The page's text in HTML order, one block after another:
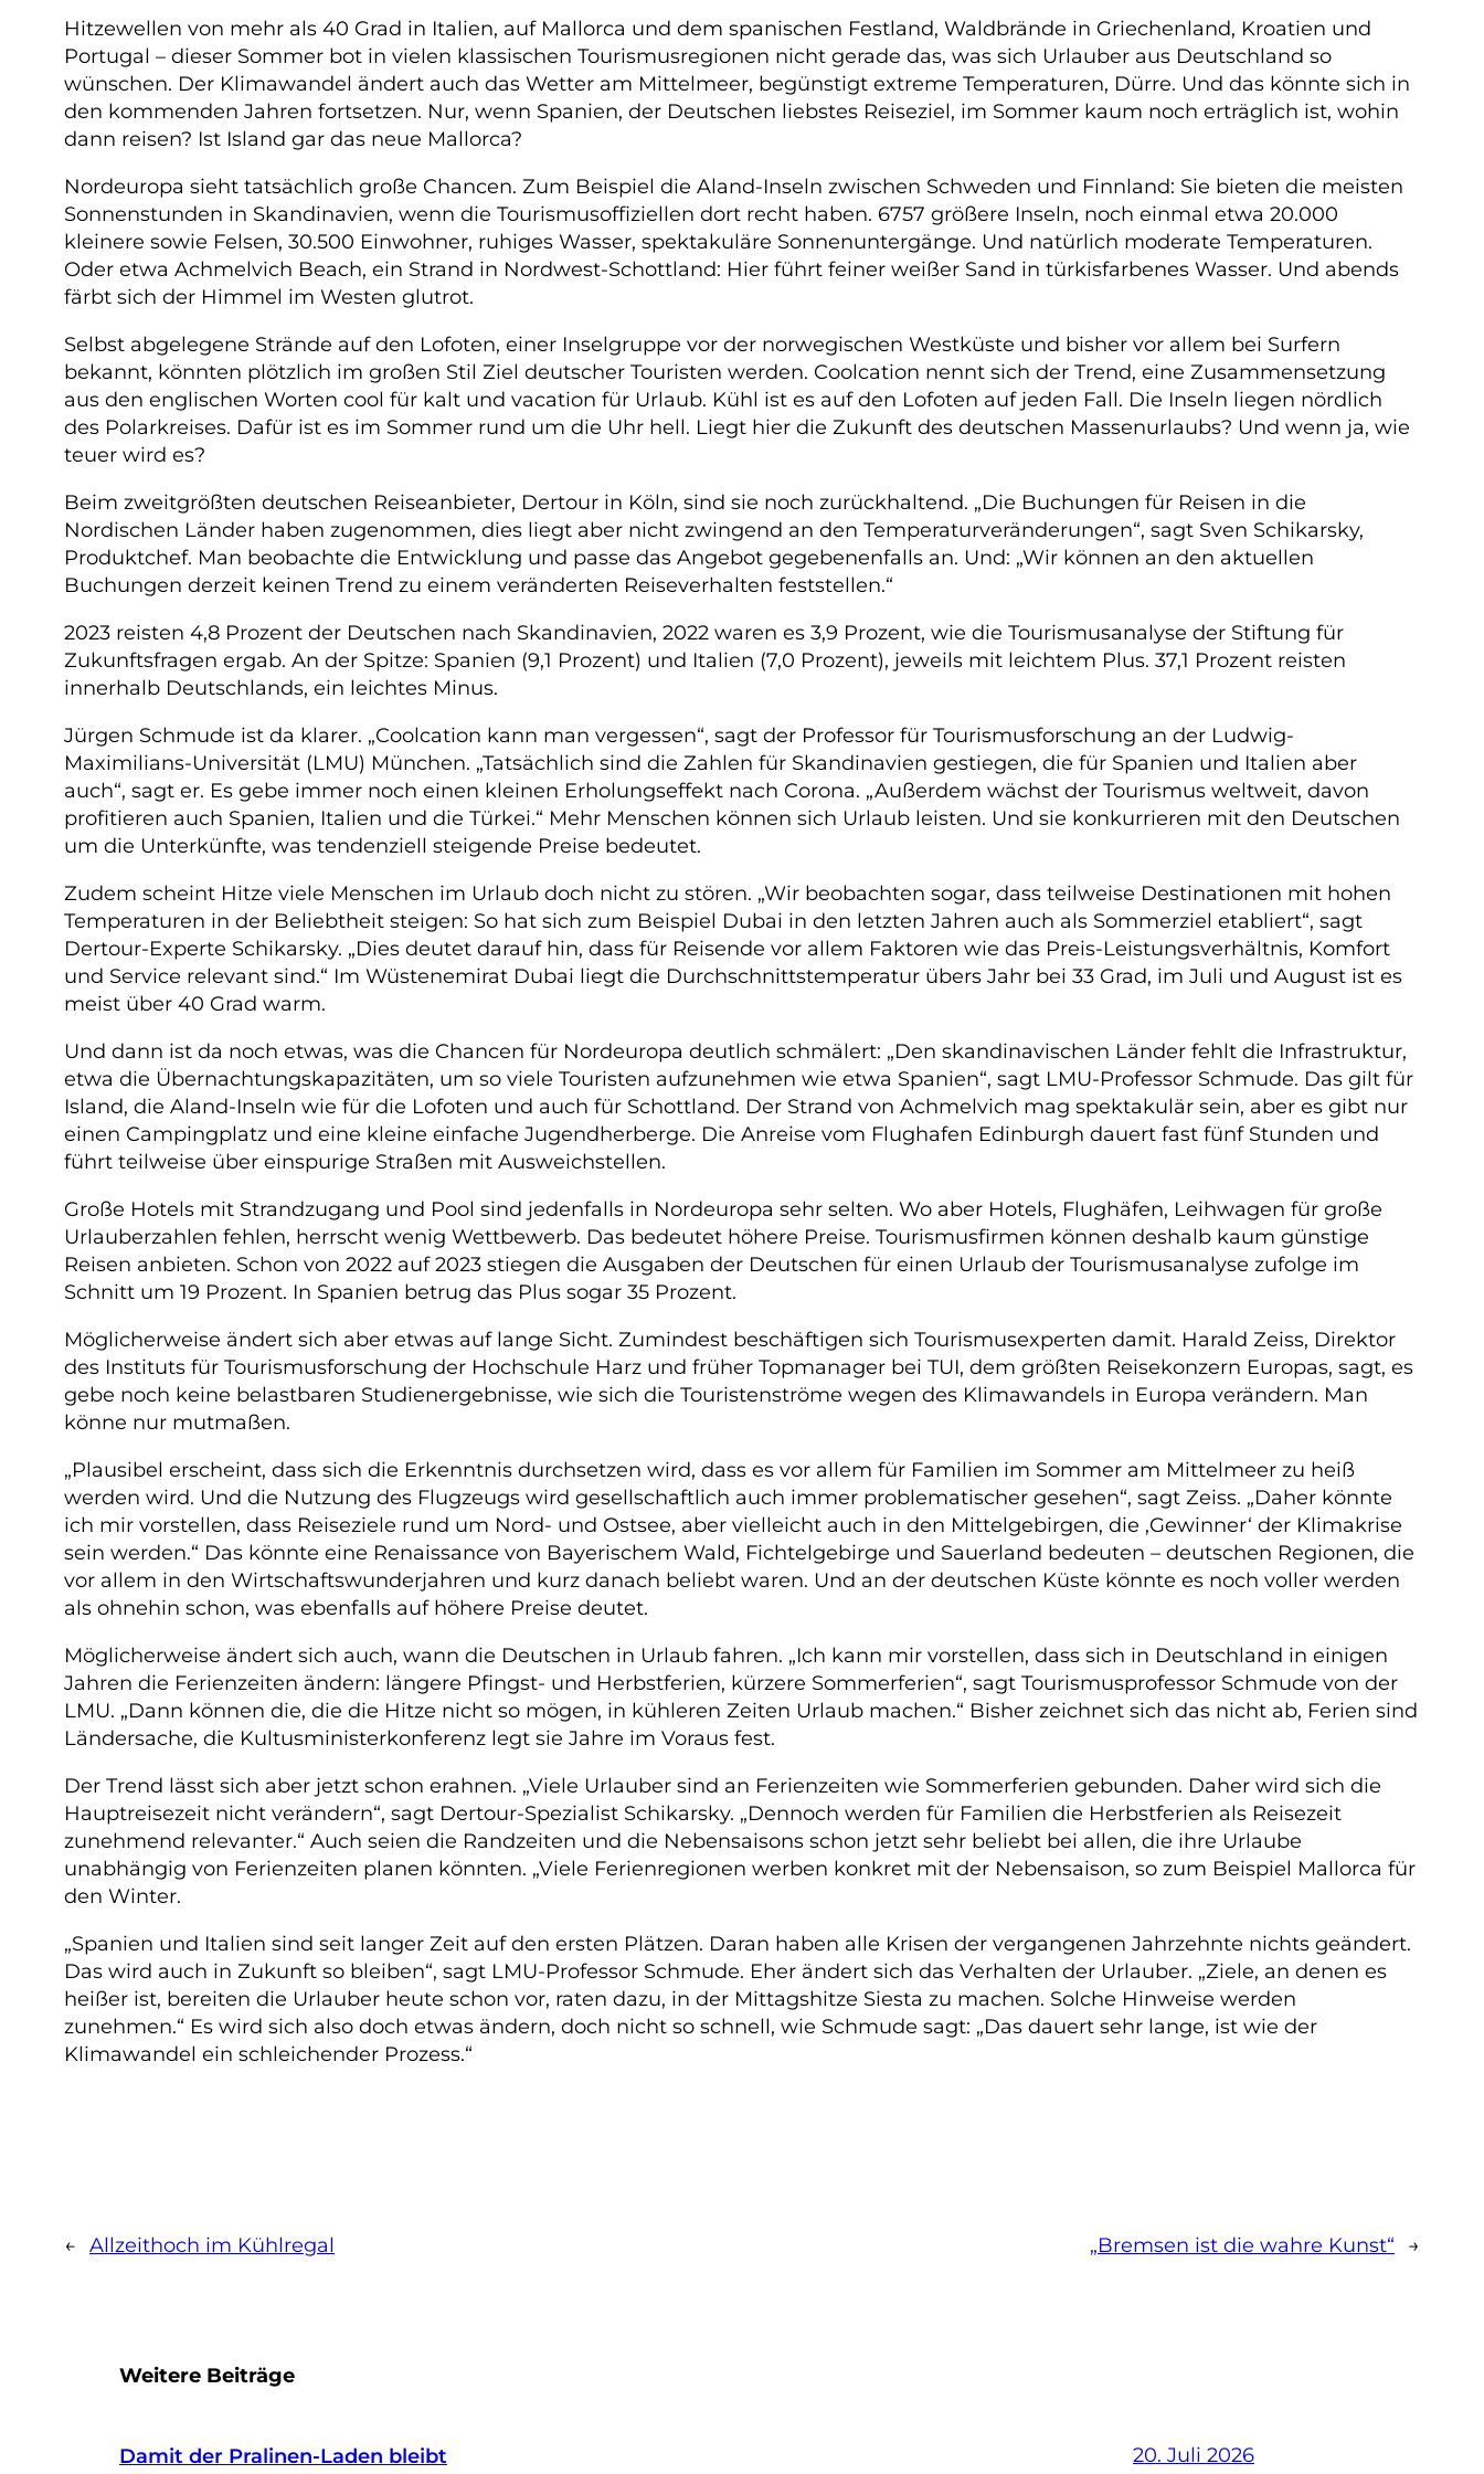
Hitzewellen von mehr als 40 Grad in Italien, auf Mallorca und dem spanischen Festland, Waldbrände in Griechenland, Kroatien und
Portugal – dieser Sommer bot in vielen klassischen Tourismusregionen nicht gerade das, was sich Urlauber aus Deutschland so
wünschen. Der Klimawandel ändert auch das Wetter am Mittelmeer, begünstigt extreme Temperaturen, Dürre. Und das könnte sich in
den kommenden Jahren fortsetzen. Nur, wenn Spanien, der Deutschen liebstes Reiseziel, im Sommer kaum noch erträglich ist, wohin
dann reisen? Ist Island gar das neue Mallorca?
Nordeuropa sieht tatsächlich große Chancen. Zum Beispiel die Aland-Inseln zwischen Schweden und Finnland: Sie bieten die meisten
Sonnenstunden in Skandinavien, wenn die Tourismusoffiziellen dort recht haben. 6757 größere Inseln, noch einmal etwa 20.000
kleinere sowie Felsen, 30.500 Einwohner, ruhiges Wasser, spektakuläre Sonnenuntergänge. Und natürlich moderate Temperaturen.
Oder etwa Achmelvich Beach, ein Strand in Nordwest-Schottland: Hier führt feiner weißer Sand in türkisfarbenes Wasser. Und abends
färbt sich der Himmel im Westen glutrot.
Selbst abgelegene Strände auf den Lofoten, einer Inselgruppe vor der norwegischen Westküste und bisher vor allem bei Surfern
bekannt, könnten plötzlich im großen Stil Ziel deutscher Touristen werden. Coolcation nennt sich der Trend, eine Zusammensetzung
aus den englischen Worten cool für kalt und vacation für Urlaub. Kühl ist es auf den Lofoten auf jeden Fall. Die Inseln liegen nördlich
des Polarkreises. Dafür ist es im Sommer rund um die Uhr hell. Liegt hier die Zukunft des deutschen Massenurlaubs? Und wenn ja, wie
teuer wird es?
Beim zweitgrößten deutschen Reiseanbieter, Dertour in Köln, sind sie noch zurückhaltend. „Die Buchungen für Reisen in die
Nordischen Länder haben zugenommen, dies liegt aber nicht zwingend an den Temperaturveränderungen“, sagt Sven Schikarsky,
Produktchef. Man beobachte die Entwicklung und passe das Angebot gegebenenfalls an. Und: „Wir können an den aktuellen
Buchungen derzeit keinen Trend zu einem veränderten Reiseverhalten feststellen.“
2023 reisten 4,8 Prozent der Deutschen nach Skandinavien, 2022 waren es 3,9 Prozent, wie die Tourismusanalyse der Stiftung für
Zukunftsfragen ergab. An der Spitze: Spanien (9,1 Prozent) und Italien (7,0 Prozent), jeweils mit leichtem Plus. 37,1 Prozent reisten
innerhalb Deutschlands, ein leichtes Minus.
Jürgen Schmude ist da klarer. „Coolcation kann man vergessen“, sagt der Professor für Tourismusforschung an der Ludwig-
Maximilians-Universität (LMU) München. „Tatsächlich sind die Zahlen für Skandinavien gestiegen, die für Spanien und Italien aber
auch“, sagt er. Es gebe immer noch einen kleinen Erholungseffekt nach Corona. „Außerdem wächst der Tourismus weltweit, davon
profitieren auch Spanien, Italien und die Türkei.“ Mehr Menschen können sich Urlaub leisten. Und sie konkurrieren mit den Deutschen
um die Unterkünfte, was tendenziell steigende Preise bedeutet.
Zudem scheint Hitze viele Menschen im Urlaub doch nicht zu stören. „Wir beobachten sogar, dass teilweise Destinationen mit hohen
Temperaturen in der Beliebtheit steigen: So hat sich zum Beispiel Dubai in den letzten Jahren auch als Sommerziel etabliert“, sagt
Dertour-Experte Schikarsky. „Dies deutet darauf hin, dass für Reisende vor allem Faktoren wie das Preis-Leistungsverhältnis, Komfort
und Service relevant sind.“ Im Wüstenemirat Dubai liegt die Durchschnittstemperatur übers Jahr bei 33 Grad, im Juli und August ist es
meist über 40 Grad warm.
Und dann ist da noch etwas, was die Chancen für Nordeuropa deutlich schmälert: „Den skandinavischen Länder fehlt die Infrastruktur,
etwa die Übernachtungskapazitäten, um so viele Touristen aufzunehmen wie etwa Spanien“, sagt LMU-Professor Schmude. Das gilt für
Island, die Aland-Inseln wie für die Lofoten und auch für Schottland. Der Strand von Achmelvich mag spektakulär sein, aber es gibt nur
einen Campingplatz und eine kleine einfache Jugendherberge. Die Anreise vom Flughafen Edinburgh dauert fast fünf Stunden und
führt teilweise über einspurige Straßen mit Ausweichstellen.
Große Hotels mit Strandzugang und Pool sind jedenfalls in Nordeuropa sehr selten. Wo aber Hotels, Flughäfen, Leihwagen für große
Urlauberzahlen fehlen, herrscht wenig Wettbewerb. Das bedeutet höhere Preise. Tourismusfirmen können deshalb kaum günstige
Reisen anbieten. Schon von 2022 auf 2023 stiegen die Ausgaben der Deutschen für einen Urlaub der Tourismusanalyse zufolge im
Schnitt um 19 Prozent. In Spanien betrug das Plus sogar 35 Prozent.
Möglicherweise ändert sich aber etwas auf lange Sicht. Zumindest beschäftigen sich Tourismusexperten damit. Harald Zeiss, Direktor
des Instituts für Tourismusforschung der Hochschule Harz und früher Topmanager bei TUI, dem größten Reisekonzern Europas, sagt, es
gebe noch keine belastbaren Studienergebnisse, wie sich die Touristenströme wegen des Klimawandels in Europa verändern. Man
könne nur mutmaßen.
„Plausibel erscheint, dass sich die Erkenntnis durchsetzen wird, dass es vor allem für Familien im Sommer am Mittelmeer zu heiß
werden wird. Und die Nutzung des Flugzeugs wird gesellschaftlich auch immer problematischer gesehen“, sagt Zeiss. „Daher könnte
ich mir vorstellen, dass Reiseziele rund um Nord- und Ostsee, aber vielleicht auch in den Mittelgebirgen, die ,Gewinner‘ der Klimakrise
sein werden.“ Das könnte eine Renaissance von Bayerischem Wald, Fichtelgebirge und Sauerland bedeuten – deutschen Regionen, die
vor allem in den Wirtschaftswunderjahren und kurz danach beliebt waren. Und an der deutschen Küste könnte es noch voller werden
als ohnehin schon, was ebenfalls auf höhere Preise deutet.
Möglicherweise ändert sich auch, wann die Deutschen in Urlaub fahren. „Ich kann mir vorstellen, dass sich in Deutschland in einigen
Jahren die Ferienzeiten ändern: längere Pfingst- und Herbstferien, kürzere Sommerferien“, sagt Tourismusprofessor Schmude von der
LMU. „Dann können die, die die Hitze nicht so mögen, in kühleren Zeiten Urlaub machen.“ Bisher zeichnet sich das nicht ab, Ferien sind
Ländersache, die Kultusministerkonferenz legt sie Jahre im Voraus fest.
Der Trend lässt sich aber jetzt schon erahnen. „Viele Urlauber sind an Ferienzeiten wie Sommerferien gebunden. Daher wird sich die
Hauptreisezeit nicht verändern“, sagt Dertour-Spezialist Schikarsky. „Dennoch werden für Familien die Herbstferien als Reisezeit
zunehmend relevanter.“ Auch seien die Randzeiten und die Nebensaisons schon jetzt sehr beliebt bei allen, die ihre Urlaube
unabhängig von Ferienzeiten planen könnten. „Viele Ferienregionen werben konkret mit der Nebensaison, so zum Beispiel Mallorca für
den Winter.
„Spanien und Italien sind seit langer Zeit auf den ersten Plätzen. Daran haben alle Krisen der vergangenen Jahrzehnte nichts geändert.
Das wird auch in Zukunft so bleiben“, sagt LMU-Professor Schmude. Eher ändert sich das Verhalten der Urlauber. „Ziele, an denen es
heißer ist, bereiten die Urlauber heute schon vor, raten dazu, in der Mittagshitze Siesta zu machen. Solche Hinweise werden
zunehmen.“ Es wird sich also doch etwas ändern, doch nicht so schnell, wie Schmude sagt: „Das dauert sehr lange, ist wie der
Klimawandel ein schleichender Prozess.“
← Allzeithoch im Kühlregal „Bremsen ist die wahre Kunst“ →
Weitere Beiträge
Damit der Pralinen-Laden bleibt 20. Juli 2026